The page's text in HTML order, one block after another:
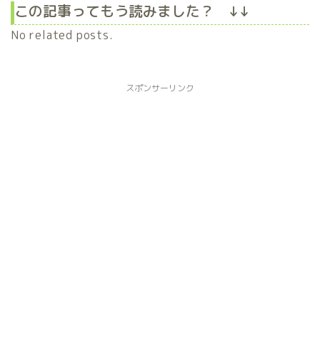
この記事ってもう読みました？ ↓↓
No related posts.
スポンサーリンク